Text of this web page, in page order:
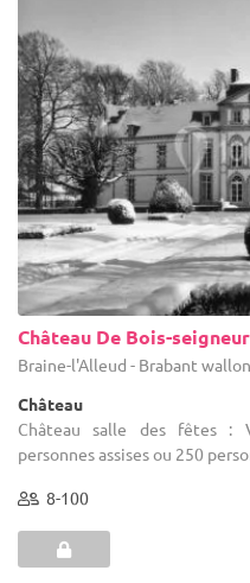
Château De Bois-
Braine-l'Alleud - Brabant
Château
Château salle des fêtes :
personnes assises ou 250
8-100